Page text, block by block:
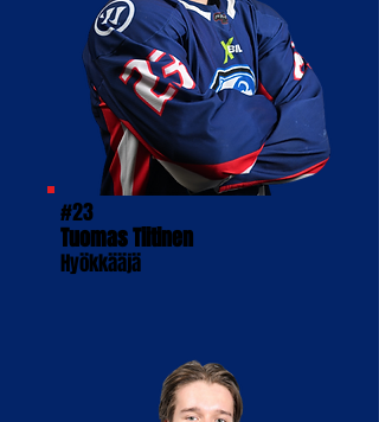
#23
Tuomas Tiitinen
Hyökkääjä